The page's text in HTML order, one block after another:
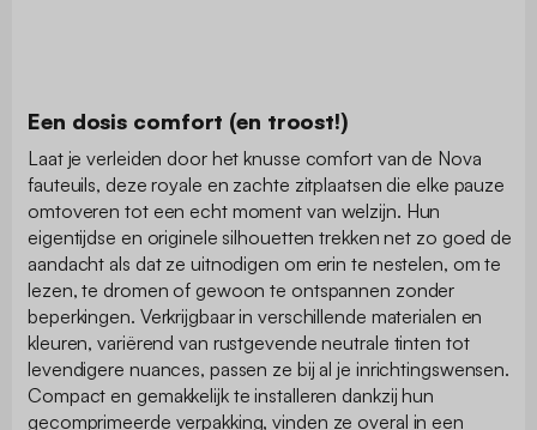
Een dosis comfort (en troost!)
Laat je verleiden door het knusse comfort van de Nova
fauteuils, deze royale en zachte zitplaatsen die elke pauze
omtoveren tot een echt moment van welzijn. Hun
eigentijdse en originele silhouetten trekken net zo goed de
aandacht als dat ze uitnodigen om erin te nestelen, om te
lezen, te dromen of gewoon te ontspannen zonder
beperkingen. Verkrijgbaar in verschillende materialen en
kleuren, variërend van rustgevende neutrale tinten tot
levendigere nuances, passen ze bij al je inrichtingswensen.
Compact en gemakkelijk te installeren dankzij hun
gecomprimeerde verpakking, vinden ze overal in een